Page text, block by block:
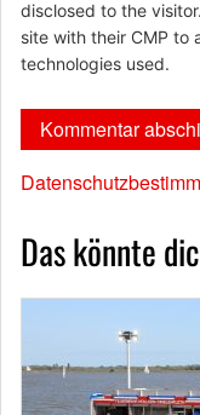
disclosed to the
site with their CMP to
technologies used.
Das könnte